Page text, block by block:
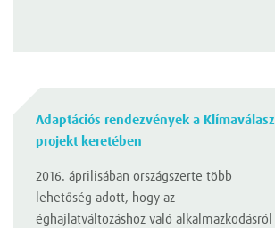
Adaptációs rendezvények a Klímaválasz
projekt keretében
2016. áprilisában országszerte több
lehetőség adott, hogy az
éghajlatváltozáshoz való alkalmazkodásról